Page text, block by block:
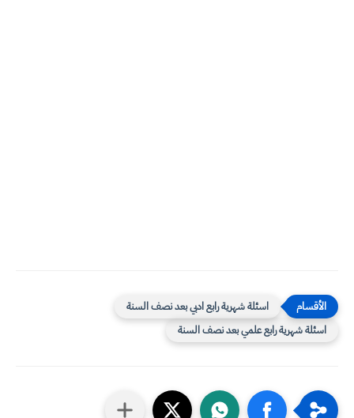
اسئلة شهرية رابع ادبي بعد نصف السنة
اسئلة شهرية رابع علمي بعد نصف السنة